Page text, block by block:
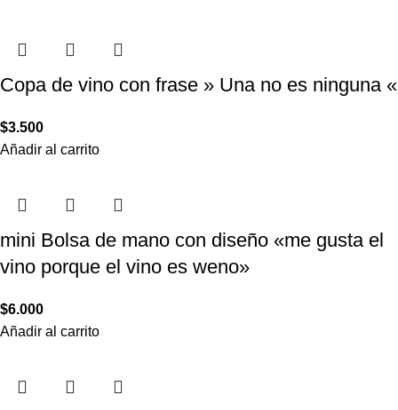
Copa de vino con frase » Una no es ninguna «
$3.500
Añadir al carrito
mini Bolsa de mano con diseño «me gusta el
vino porque el vino es weno»
$6.000
Añadir al carrito